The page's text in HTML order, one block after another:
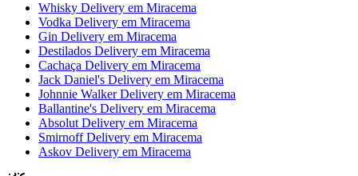
Whisky Delivery em Miracema
Vodka Delivery em Miracema
Gin Delivery em Miracema
Destilados Delivery em Miracema
Cachaça Delivery em Miracema
Jack Daniel's Delivery em Miracema
Johnnie Walker Delivery em Miracema
Ballantine's Delivery em Miracema
Absolut Delivery em Miracema
Smirnoff Delivery em Miracema
Askov Delivery em Miracema